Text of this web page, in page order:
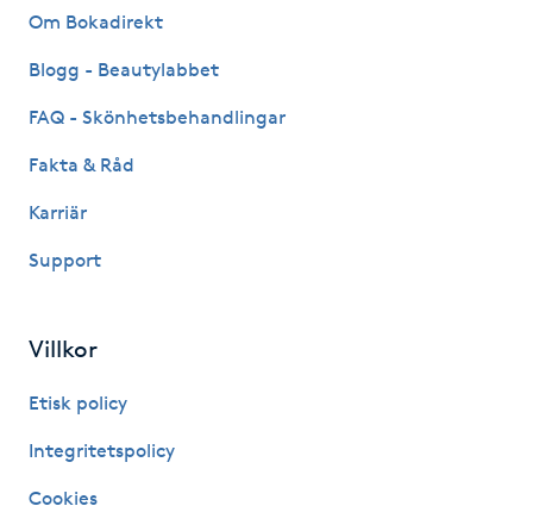
IR-massage
Japansk massage
Katun fransar
Keratinbehandling
Om Bokadirekt
Blogg - Beautylabbet
FAQ - Skönhetsbehandlingar
Fakta & Råd
Karriär
Support
Villkor
Etisk policy
Integritetspolicy
Cookies